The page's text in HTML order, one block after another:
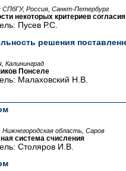
СПбГУ, Россия, Санкт-Петербург
некоторых критериев
Пусев Р.С.
решения
Калининград
Понселе
Малаховский Н.В.
область, Саров
система счисления
Столяров И.В.